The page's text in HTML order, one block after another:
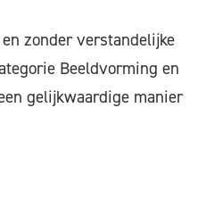
zonder verstandelijke
Beeldvorming en
gelijkwaardige manier